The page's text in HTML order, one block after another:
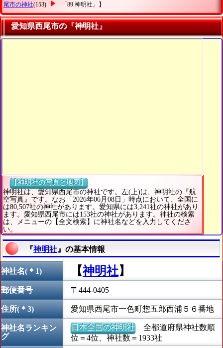
尾市の神社(153) 「89.神明社」 】
愛知県西尾市の『神明社』
【神明社の写真と地図】
神明社は、愛知県西尾市の神社です。左(上)は、神明社の『航
空写真』です。なお「2026年06月08日」時点において、全国に
は80,507社の神社があります。愛知県には3,241社の神社があり
ます。愛知県西尾市には153社の神社があります。神社の検索
は、メニューの【全文検索】に神社名などを入力してくださ
い。
『神明社 』の基本情報
神社名(＊1) 【神明社】
郵便番号 〒444-0405
住所(＊3) 愛知県西尾市一色町惣五郎西浦５６番地
神社名ランキン
グ
日本全国の神明社全都道府県神社数順
位＝4位、神社数＝1933社